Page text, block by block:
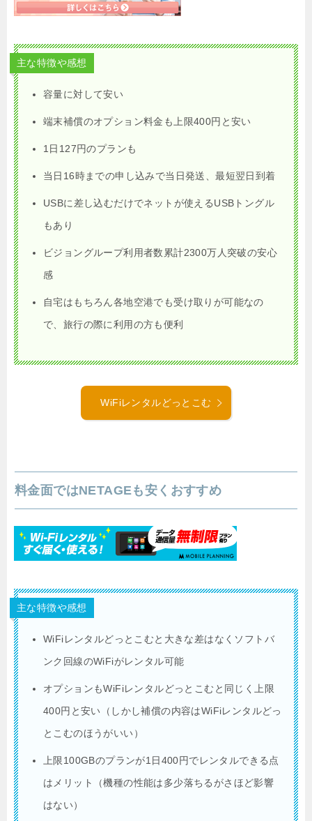
主な特徴や感想
容量に対して安い
端末補償のオプション料金も上限400円と安い
1日127円のプランも
当日16時までの申し込みで当日発送、最短翌日到着
USBに差し込むだけでネットが使えるUSBトングル
もあり
ビジョングループ利用者数累計2300万人突破の安心
感
自宅はもちろん各地空港でも受け取りが可能なの
で、旅行の際に利用の方も便利
WiFiレンタルどっとこむ
料金面ではNETAGEも安くおすすめ
主な特徴や感想
WiFiレンタルどっとこむと大きな差はなくソフトバ
ンク回線のWiFiがレンタル可能
オプションもWiFiレンタルどっとこむと同じく上限
400円と安い（しかし補償の内容はWiFiレンタルどっ
とこむのほうがいい）
上限100GBのプランが1日400円でレンタルできる点
はメリット（機種の性能は多少落ちるがさほど影響
はない）